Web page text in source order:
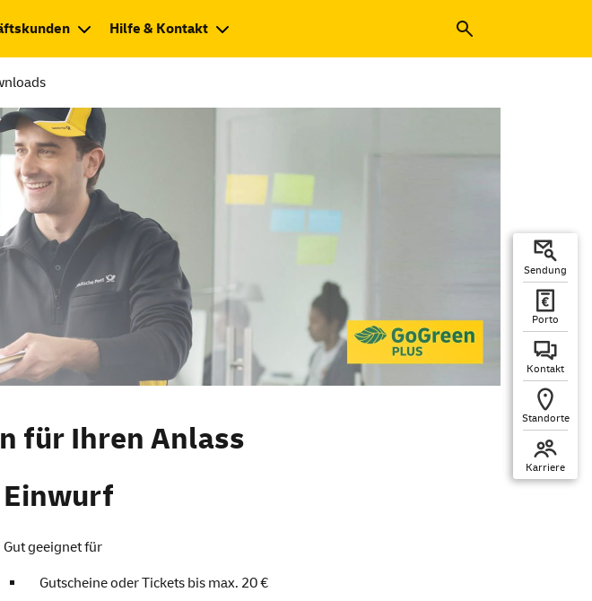
Hilfe & Kontakt
Sendung
Porto
Kontakt
Standorte
Karriere
für Ihren Anlass
Einwurf
Gut geeignet für
Gutscheine oder Tickets bis max. 20 €